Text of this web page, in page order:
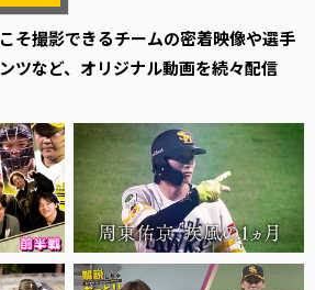
そ撮影できるチームの密着映像や選手
ツなど、オリジナル動画を続々配信